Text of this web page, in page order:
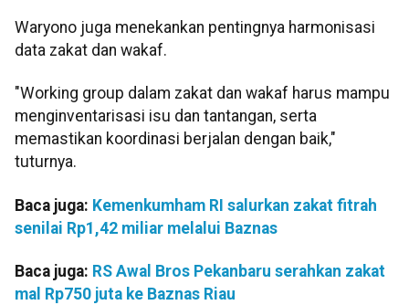
Waryono juga menekankan pentingnya harmonisasi
data zakat dan wakaf.
"Working group dalam zakat dan wakaf harus mampu
menginventarisasi isu dan tantangan, serta
memastikan koordinasi berjalan dengan baik,"
tuturnya.
Baca juga: Kemenkumham RI salurkan zakat fitrah
senilai Rp1,42 miliar melalui Baznas
Baca juga: RS Awal Bros Pekanbaru serahkan zakat
mal Rp750 juta ke Baznas Riau